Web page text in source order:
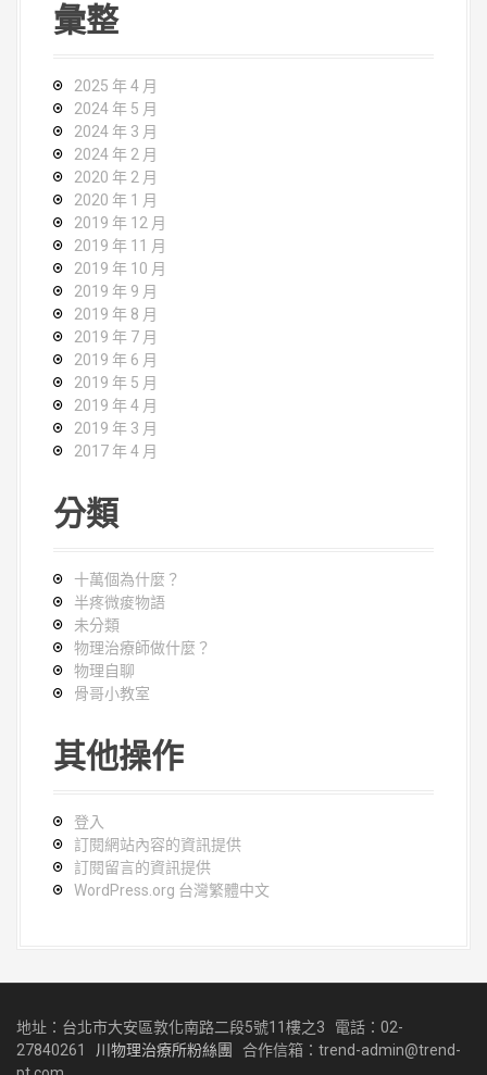
彙整
2025 年 4 月
2024 年 5 月
2024 年 3 月
2024 年 2 月
2020 年 2 月
2020 年 1 月
2019 年 12 月
2019 年 11 月
2019 年 10 月
2019 年 9 月
2019 年 8 月
2019 年 7 月
2019 年 6 月
2019 年 5 月
2019 年 4 月
2019 年 3 月
2017 年 4 月
分類
十萬個為什麼？
半疼微痠物語
未分類
物理治療師做什麼？
物理自聊
骨哥小教室
其他操作
登入
訂閱網站內容的資訊提供
訂閱留言的資訊提供
WordPress.org 台灣繁體中文
地址：台北市大安區敦化南路二段5號11樓之3
電話：02-
27840261
川物理治療所粉絲團
合作信箱：trend-admin@trend-